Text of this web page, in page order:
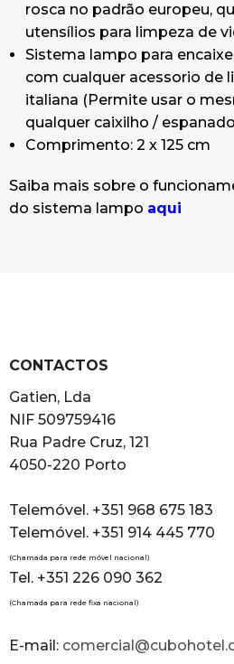
rosca no padrão europeu,
utensílios para limpeza de
Sistema lampo para
com cualquer acessorio de
italiana (Permite usar o
qualquer caixilho /
Comprimento: 2 x 125 cm
Saiba mais sobre o
do sistema lampo aqui
CONTACTOS
Gatien, Lda
NIF 509759416
Rua Padre Cruz, 121
4050-220 Porto
Telemóvel. +351 968 675 183
Telemóvel. +351 914 445 770
(Chamada para rede móvel nacional)
Tel. +351 226 090 362
(Chamada para rede fixa nacional)
E-mail: